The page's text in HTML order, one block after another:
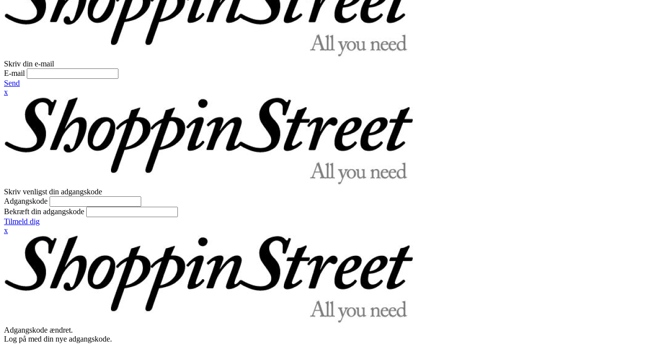
Skriv din e-mail
E-mail
Send
x
Skriv venligst din adgangskode
Adgangskode
Bekræft din adgangskode
Tilmeld dig
x
Adgangskode ændret.
Log på med din nye adgangskode.